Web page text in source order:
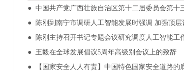
● 中国共产党广西壮族自治区第十二届委员会第十
●
陈刚到南宁市调研人工智能发展时强调 加强顶
●
陈刚主持召开书记专题会议研究调度人工智能工
● 王毅在全球发展倡议5周年高级别会议上的致辞
●
【国家安全人人有责】中国特色国家安全道路的